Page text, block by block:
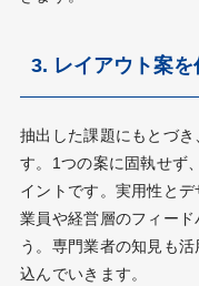
3. レイアウト案を
抽出した課題にもとづ
す。1つの案に固執せず
イントです。実用性と
業員や経営層のフィー
う。専門業者の知見も
込んでいきます。